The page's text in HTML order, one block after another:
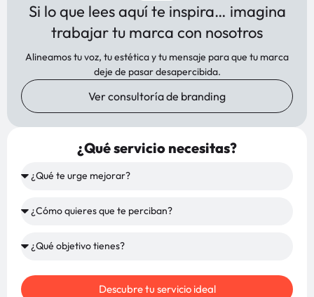
Si lo que lees aquí te inspira… imagina
trabajar tu marca con nosotros
Alineamos tu voz, tu estética y tu mensaje para que tu marca
deje de pasar desapercibida.
Ver consultoría de branding
¿Qué servicio necesitas?
Descubre tu servicio ideal